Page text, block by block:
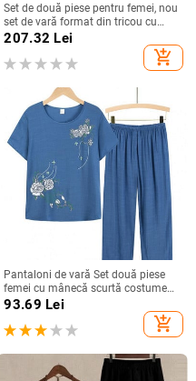
Set de două piese pentru femei, nou
set de vară format din tricou cu
mânecă scurtă și fustă din denim în
stil coreean pentru 2026 - elegant și
la modă
207.32 Lei
add_shopping_cart
Pantaloni de vară Set două piese
femei cu mânecă scurtă costume
elegante cu imprimeu floral tricou
pantaloni largi Seturi ținută de
vârstă mijlocie
93.69 Lei
add_shopping_cart